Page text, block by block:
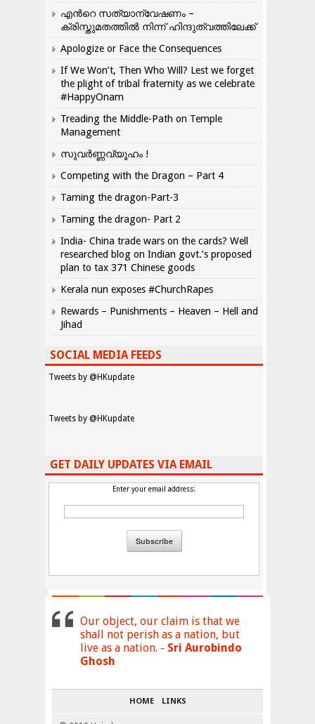
എന്‍റെ സത്യാന്വേഷണം –
ക്രിസ്തുമതത്തില്‍ നിന്ന് ഹിന്ദുത്വത്തിലേക്ക്
Apologize or Face the Consequences
If We Won’t, Then Who Will? Lest we forget
the plight of tribal fraternity as we celebrate
#HappyOnam
Treading the Middle-Path on Temple
Management
സുവർണ്ണവ്യൂഹം !
Competing with the Dragon – Part 4
Taming the dragon-Part-3
Taming the dragon- Part 2
India- China trade wars on the cards? Well
researched blog on Indian govt.’s proposed
plan to tax 371 Chinese goods
Kerala nun exposes #ChurchRapes
Rewards – Punishments – Heaven – Hell and
Jihad
SOCIAL MEDIA FEEDS
Tweets by @HKupdate
Tweets by @HKupdate
GET DAILY UPDATES VIA EMAIL
Enter your email address:
Our object, our claim is that we
shall not perish as a nation, but
live as a nation. - Sri Aurobindo
Ghosh
HOME LINKS